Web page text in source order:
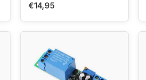
€14,95